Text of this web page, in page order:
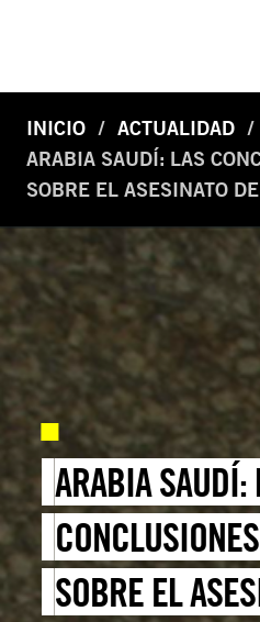
INICIO
ACTUALIDAD
ARABIA SAUDÍ: LAS
SOBRE EL ASESINATO
ARABIA SAUDÍ:
SOBRE EL